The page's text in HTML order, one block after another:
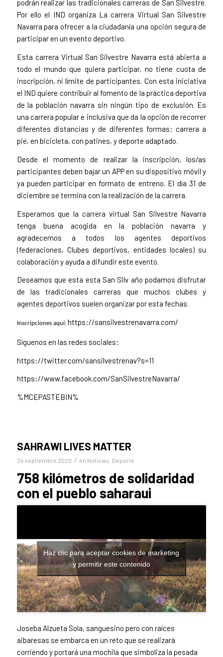
podrán realizar las tradicionales carreras de San Silvestre.
Por ello el IND organiza La carrera Virtual San Silvestre
Navarra para ofrecer a la ciudadanía una opción segura de
participar en un evento deportivo.
Esta carrera Virtual San Silvestre Navarra está abierta a
todo el mundo que quiera participar, no tiene cuota de
inscripción, ni límite de participantes. Con esta iniciativa
el IND quiere contribuir al fomento de la práctica deportiva
de la población navarra sin ningún tipo de exclusión. Es
una carrera popular e inclusiva que da la opción de recorrer
diferentes distancias y de diferentes formas: carrera a
pie, en bicicleta, con patines, y deporte adaptado.
Desde el momento de realizar la inscripción, los/as
participantes deben bajar un APP en su dispositivo móvil y
ya pueden participar en formato de entreno. El día 31 de
diciembre se termina con la realización de la carrera.
Esperamos que la carrera virtual San Silvestre Navarra
tenga buena acogida en la población navarra y
agradecemos a todos los agentes deportivos
(federaciones, Clubes deportivos, entidades locales) su
colaboración y ayuda a difundir este evento.
Deseamos que esta esta San Silv año podamos disfrutar
de las tradicionales carreras que muchos clubes y
agentes deportivos suelen organizar por esta fechas.
Inscripciones aquí: https://sansilvestrenavarra.com/
Síguenos en las redes sociales:
https://twitter.com/sansilvestrenav?s=11
https://www.facebook.com/SanSilvestreNavarra/
%MCEPASTEBIN%
SAHRAWI LIVES MATTER
24 septiembre 2020 / en Noticias Deporte
758 kilómetros de solidaridad
con el pueblo saharaui
Haz clic para aceptar cookies de marketing
y permitir este contenido
Joseba Alzueta Sola, sanguesino pero con raíces
aibaresas se embarca en un reto que se realizará
corriendo y portará una mochila que simboliza la pesada